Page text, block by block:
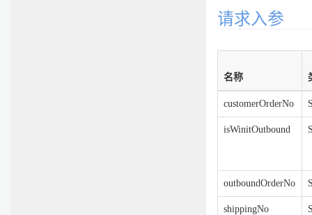
请求入参
名称
customerOrderNo
isWinitOutbound
outboundOrderNo
shippingNo